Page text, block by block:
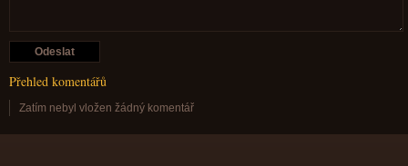
Přehled komentářů
Zatím nebyl vložen žádný komentář